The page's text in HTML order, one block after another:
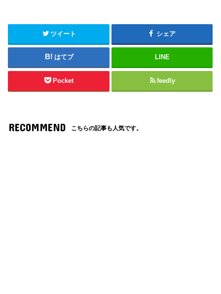
ツイート シェア
はてブ LINE
Pocket feedly
RECOMMEND こちらの記事も人気です。